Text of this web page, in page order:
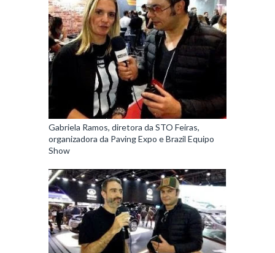
Gabriela Ramos, diretora da STO Feiras,
organizadora da Paving Expo e Brazil Equipo
Show